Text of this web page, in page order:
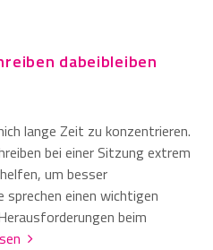
dabeibleiben
lange Zeit zu konzentrieren.
bei einer Sitzung extrem
um besser
einen wichtigen
beim